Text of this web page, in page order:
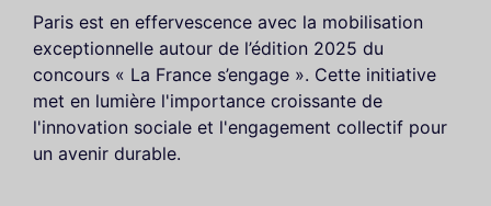
Paris est en effervescence avec la mobilisation
exceptionnelle autour de l’édition 2025 du
concours « La France s’engage ». Cette initiative
met en lumière l'importance croissante de
l'innovation sociale et l'engagement collectif pour
un avenir durable.